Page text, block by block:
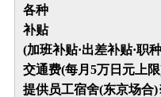
各种
补贴
(加班补贴·出差补贴·职
交通费(每月5万日元上
提供员工宿舍(东京场合